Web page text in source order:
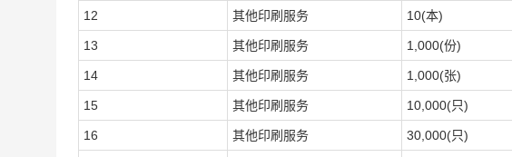
12 其他印刷服务 10(本)
13 其他印刷服务 1,000(份)
14 其他印刷服务 1,000(张)
15 其他印刷服务 10,000(只)
16 其他印刷服务 30,000(只)